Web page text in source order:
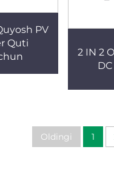
PV
Quti
2 IN 2
Oldingi 1